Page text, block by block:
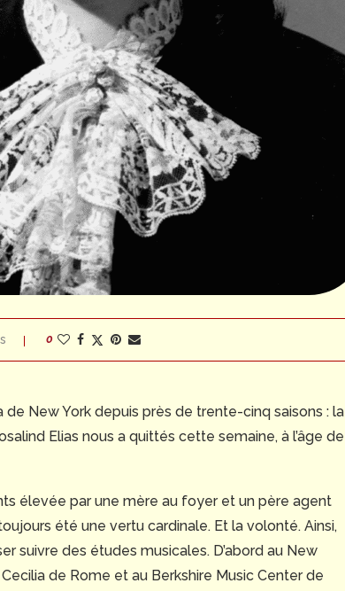
0
New York depuis près de trente-cinq saisons : la
Elias nous a quittés cette semaine, à l’âge de
élevée par une mère au foyer et un père agent
été une vertu cardinale. Et la volonté. Ainsi,
suivre des études musicales. D’abord au New
de Rome et au Berkshire Music Center de